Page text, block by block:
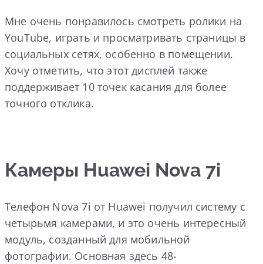
Мне очень понравилось смотреть ролики на
YouTube, играть и просматривать страницы в
социальных сетях, особенно в помещении.
Хочу отметить, что этот дисплей также
поддерживает 10 точек касания для более
точного отклика.
Камеры Huawei Nova 7i
Телефон Nova 7i от Huawei получил систему с
четырьмя камерами, и это очень интересный
модуль, созданный для мобильной
фотографии. Основная здесь 48-